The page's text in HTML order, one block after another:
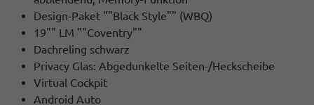
Design-Paket ""Black Style"" (WBQ)
19"" LM ""Coventry""
Dachreling schwarz
Privacy Glas: Abgedunkelte Seiten-/Heckscheibe
Virtual Cockpit
Android Auto